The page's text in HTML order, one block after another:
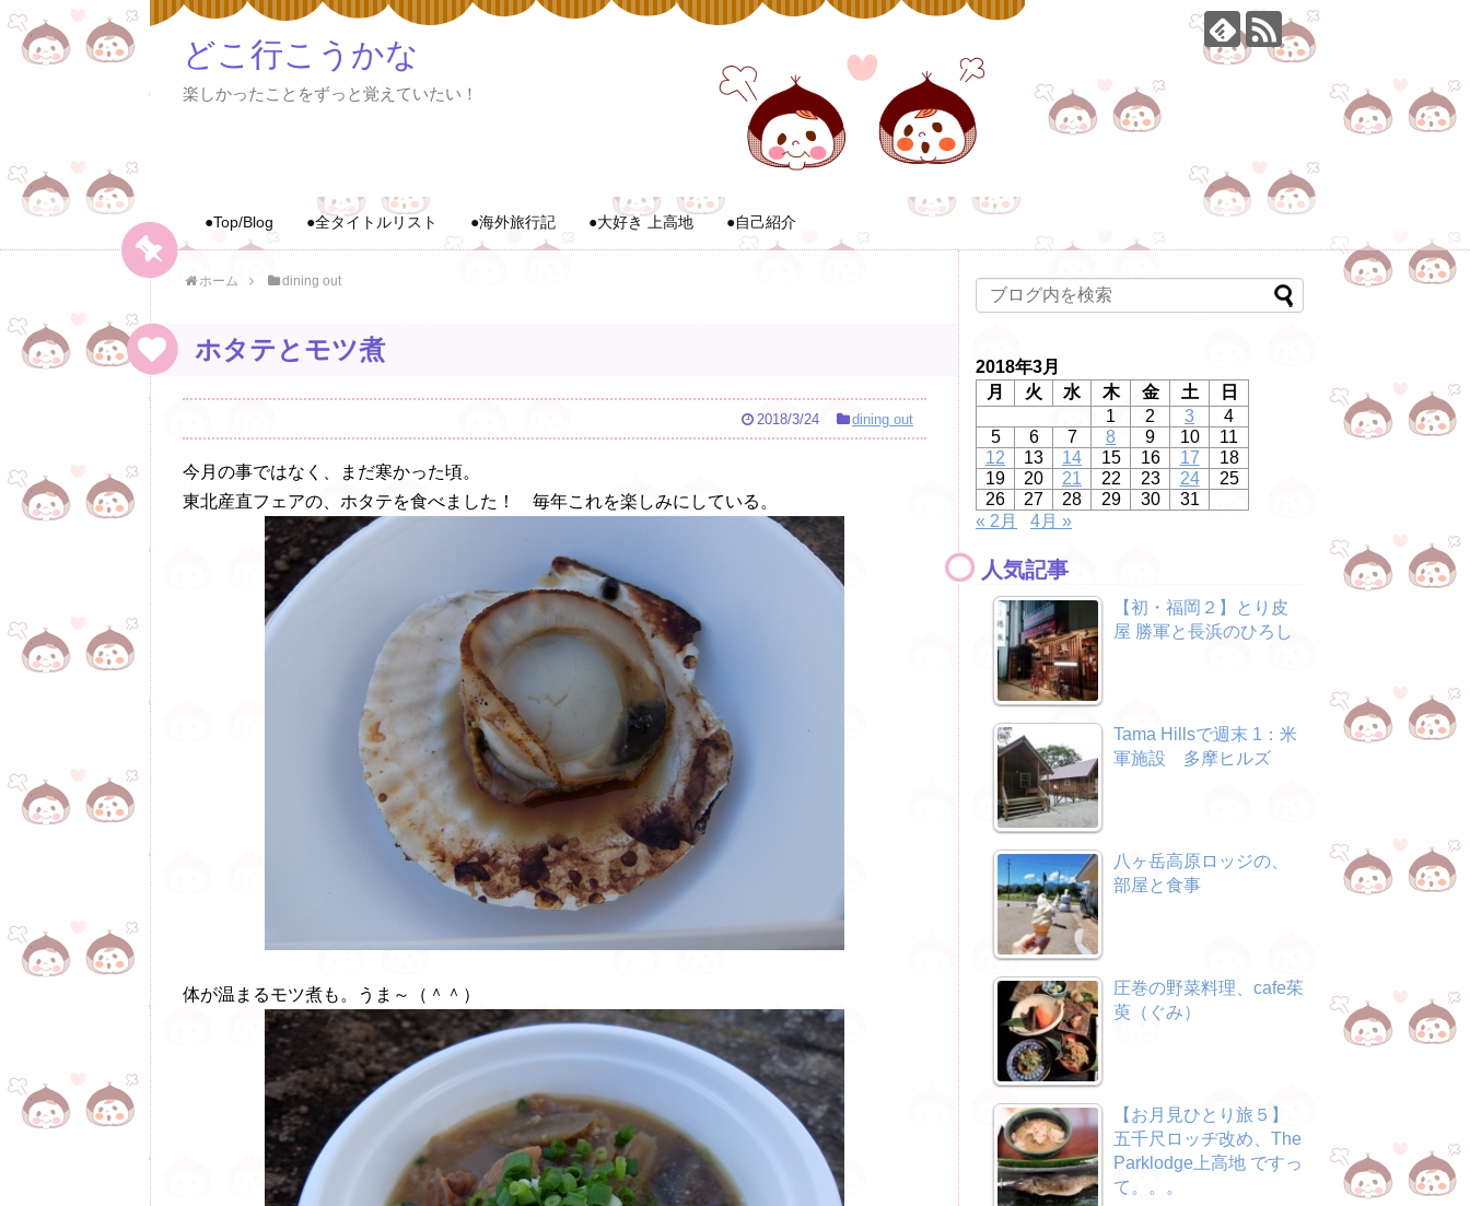
どこ行こうかな
楽しかったことをずっと覚えていたい！
●Top/Blog ●全タイトルリスト ●海外旅行記 ●大好き 上高地 ●自己紹介
ホーム dining out
ホタテとモツ煮
2018/3/24 dining out
今月の事ではなく、まだ寒かった頃。
東北産直フェアの、ホタテを食べました！ 毎年これを楽しみにしている。
体が温まるモツ煮も。うま～（＾＾）
2018年3月
月
火 水 木 金 土
日
1
2 3
4
5
6 7 8 9 10
11
12
13 14 15 16 17
18
19
20 21 22 23 24
25
26
27 28 29 30
31
« 2月
4月 »
人気記事
【初・福岡２】とり皮
屋 勝軍と長浜のひろし
Tama Hillsで週末 1：米
軍施設 多摩ヒルズ
八ヶ岳高原ロッジの、
部屋と食事
圧巻の野菜料理、cafe茱
萸（ぐみ）
【お月見ひとり旅５】
五千尺ロッヂ改め、The
Parklodge上高地 ですっ
て。。。